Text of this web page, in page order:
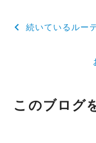
投
ゲ
続いているルー
このブログ